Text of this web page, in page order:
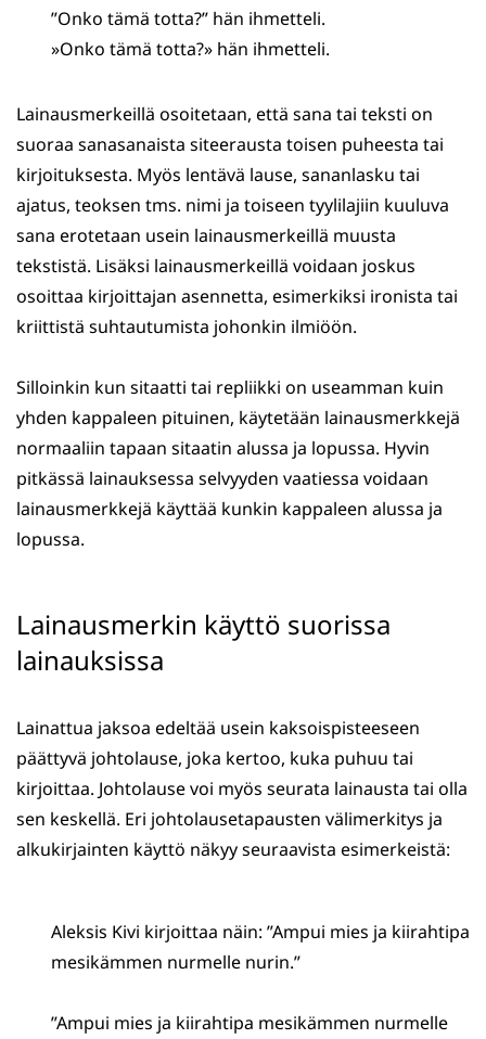
”Onko tämä totta?” hän ihmetteli.
»Onko tämä totta?» hän ihmetteli.
Lainausmerkeillä osoitetaan, että sana tai teksti on
suoraa sanasanaista siteerausta toisen puheesta tai
kirjoituksesta. Myös lentävä lause, sananlasku tai
ajatus, teoksen tms. nimi ja toiseen tyylilajiin kuuluva
sana erotetaan usein lainausmerkeillä muusta
tekstistä. Lisäksi lainausmerkeillä voidaan joskus
osoittaa kirjoittajan asennetta, esimerkiksi ironista tai
kriittistä suhtautumista johonkin ilmiöön.
Silloinkin kun sitaatti tai repliikki on useamman kuin
yhden kappaleen pituinen, käytetään lainausmerkkejä
normaaliin tapaan sitaatin alussa ja lopussa. Hyvin
pitkässä lainauksessa selvyyden vaatiessa voidaan
lainausmerkkejä käyttää kunkin kappaleen alussa ja
lopussa.
Lainausmerkin käyttö suorissa
lainauksissa
Lainattua jaksoa edeltää usein kaksoispisteeseen
päättyvä johtolause, joka kertoo, kuka puhuu tai
kirjoittaa. Johtolause voi myös seurata lainausta tai olla
sen keskellä. Eri johtolausetapausten välimerkitys ja
alkukirjainten käyttö näkyy seuraavista esimerkeistä:
Aleksis Kivi kirjoittaa näin: ”Ampui mies ja kiirahtipa
mesikämmen nurmelle nurin.”
”Ampui mies ja kiirahtipa mesikämmen nurmelle